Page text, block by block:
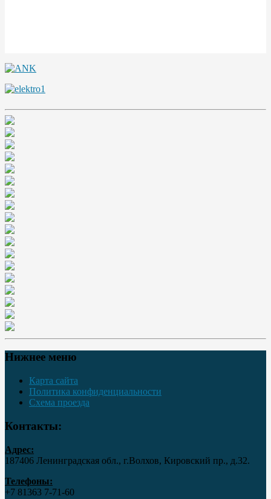
Нижнее меню
Карта сайта
Политика конфиденциальности
Схема проезда
Контакты:
Адрес:
187406 Ленинградская обл., г.Волхов, Кировский пр., д.32.
Телефоны:
+7 81363 7‑71-60